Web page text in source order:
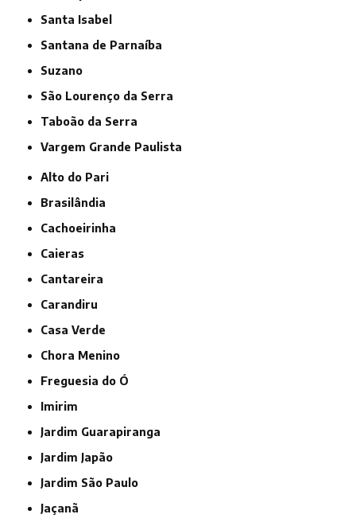
Santa Isabel
Santana de Parnaíba
Suzano
São Lourenço da Serra
Taboão da Serra
Vargem Grande Paulista
Alto do Pari
Brasilândia
Cachoeirinha
Caieras
Cantareira
Carandiru
Casa Verde
Chora Menino
Freguesia do Ó
Imirim
Jardim Guarapiranga
Jardim Japão
Jardim São Paulo
Jaçanã